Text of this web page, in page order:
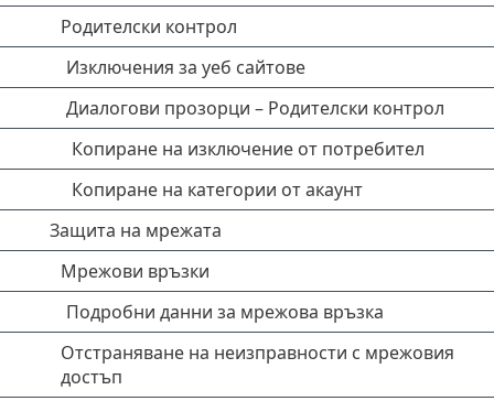
Родителски контрол
Изключения за уеб сайтове
Диалогови прозорци – Родителски контрол
Копиране на изключение от потребител
Копиране на категории от акаунт
Защита на мрежата
Мрежови връзки
Подробни данни за мрежова връзка
Отстраняване на неизправности с мрежовия
достъп